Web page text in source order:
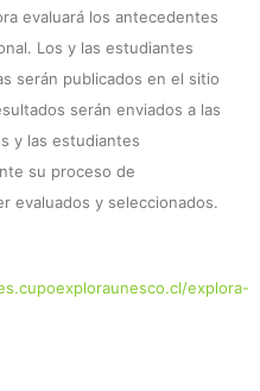
evaluará los antecedentes
Los y las estudiantes
serán publicados en el sitio
serán enviados a las
y las estudiantes
su proceso de
evaluados y seleccionados.
explora-